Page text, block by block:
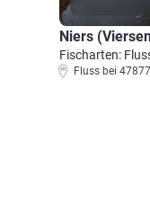
Niers
Fischarten:
Fluss bei